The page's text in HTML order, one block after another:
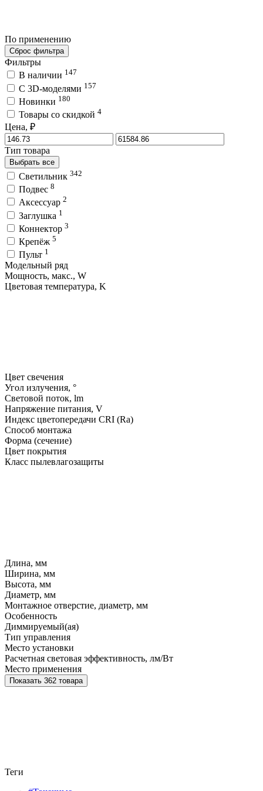
По применению
Сброс фильтра
Фильтры
В наличии 147
C 3D-моделями 157
Новинки 180
Товары со скидкой 4
Цена, ₽
Тип товара
Выбрать все
Светильник 342
Подвес 8
Аксессуар 2
Заглушка 1
Коннектор 3
Крепёж 5
Пульт 1
Модельный ряд
Мощность, макс., W
Цветовая температура, K
Цвет свечения
Угол излучения, °
Световой поток, lm
Напряжение питания, V
Индекс цветопередачи CRI (Ra)
Способ монтажа
Форма (сечение)
Цвет покрытия
Класс пылевлагозащиты
Длина, мм
Ширина, мм
Высота, мм
Диаметр, мм
Монтажное отверстие, диаметр, мм
Особенность
Диммируемый(ая)
Тип управления
Место установки
Расчетная световая эффективность, лм/Вт
Место применения
Показать 362 товара
Теги